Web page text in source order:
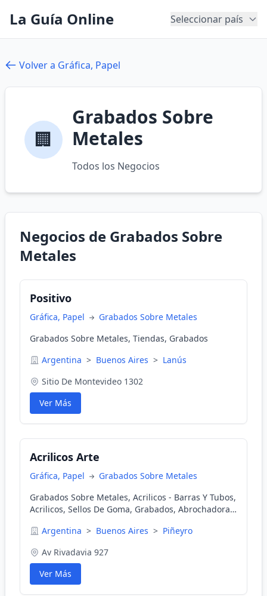
La Guía Online Seleccionar país
Volver a Gráfica, Papel
🏢
Grabados Sobre
Metales
Todos los Negocios
Negocios de Grabados Sobre
Metales
Positivo
Gráfica, Papel
Grabados Sobre Metales
Grabados Sobre Metales, Tiendas, Grabados
Argentina > Buenos Aires > Lanús
Sitio De Montevideo 1302
Ver Más
Acrilicos Arte
Gráfica, Papel
Grabados Sobre Metales
Grabados Sobre Metales, Acrilicos - Barras Y Tubos,
Acrilicos, Sellos De Goma, Grabados, Abrochadoras
Argentina > Buenos Aires > Piñeyro
Av Rivadavia 927
Ver Más